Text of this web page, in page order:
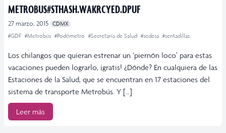
METROBUS#STHASH.WAKRCYED.DPUF
27 marzo, 2015 CDMX
#GDF #Metrobús #Podómetro #Secretaría de Salud #sedesa #sentadillas
Los chilangos que quieran estrenar un ‘piernón loco’ para estas
vacaciones pueden lograrlo, ¡gratis! ¿Dónde? En cualquiera de las
Estaciones de la Salud, que se encuentran en 17 estaciones del
sistema de transporte Metrobús. Y […]
Leer más